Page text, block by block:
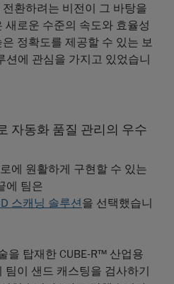
환하려는 비전이 그 바탕을
새로운 수준의 속도와 효율성
정확도를 제공할 수 있는 보
션에 관심을 가지고 있었습니
자동화 품질 관리의 우수
에 원활하게 구현할 수 있는
에 팀은
스캐닝 솔루션을 선택했습니
을 탑재한 CUBE-R™ 산업용
팀이 샌드 캐스팅을 검사하기